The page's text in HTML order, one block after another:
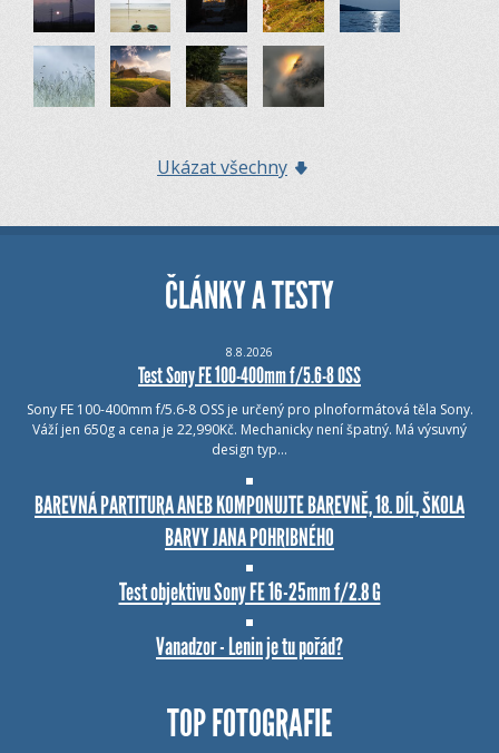
Ukázat všechny
ČLÁNKY A TESTY
8.8.2026
Test Sony FE 100-400mm f/5.6-8 OSS
Sony FE 100-400mm f/5.6-8 OSS je určený pro plnoformátová těla Sony.
Váží jen 650g a cena je 22,990Kč. Mechanicky není špatný. Má výsuvný
design typ…
BAREVNÁ PARTITURA ANEB KOMPONUJTE BAREVNĚ, 18. DÍL, ŠKOLA
BARVY JANA POHRIBNÉHO
Test objektivu Sony FE 16-25mm f/2.8 G
Vanadzor - Lenin je tu pořád?
TOP FOTOGRAFIE